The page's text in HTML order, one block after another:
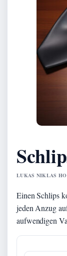
LUKAS NIKLAS
Einen Schlips
jeden Anzug
aufwendigen